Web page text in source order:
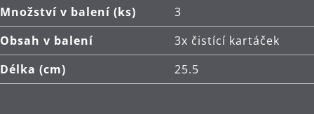
Množství v balení (ks)
3
Obsah v balení
3x čistící kartáček
Délka (cm)
25.5